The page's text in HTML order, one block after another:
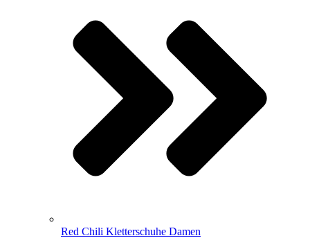
Red Chili Kletterschuhe Damen